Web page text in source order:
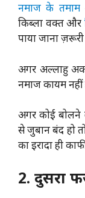
नमाज के तमाम
किब्ला वक्त और
पाया जाना ज़रूरी
अगर अल्लाहु
नमाज कायम
अगर कोई बोलने
से‌ जुबान बंद हो
का इरादा ही
2. दुसरा